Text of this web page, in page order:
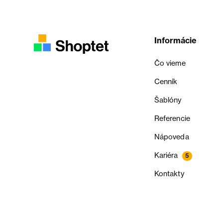
Informácie
Čo vieme
Cenník
Šablóny
Referencie
Nápoveda
Kariéra 5
Kontakty